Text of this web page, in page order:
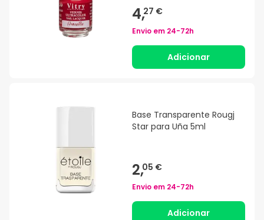
4,27 €
Envio em 24-72h
Adicionar
Base Transparente Rougj
Star para Uña 5ml
2,05 €
Envio em 24-72h
Adicionar